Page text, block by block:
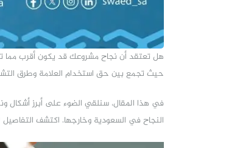
هل تعتقد أن نجاح مشروعك قد يكون أقرب مما
حيث تجمع بين حق استخدام العلامة وطرق
في هذا المقال، سنلقي الضوء على أبرز أشكال
النجاح في السعودية وخارجها. اكتشف التفاصيل